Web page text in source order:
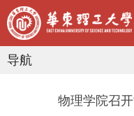
导航
物理学院召